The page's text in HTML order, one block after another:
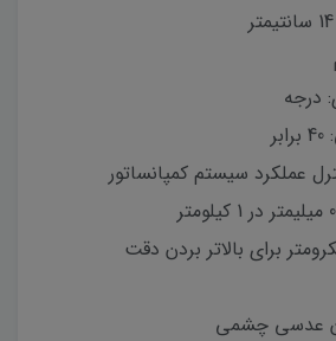
درجه
عملکرد سیستم کمپانساتور
برای بالاتر بردن دقت
عدسی چشمی